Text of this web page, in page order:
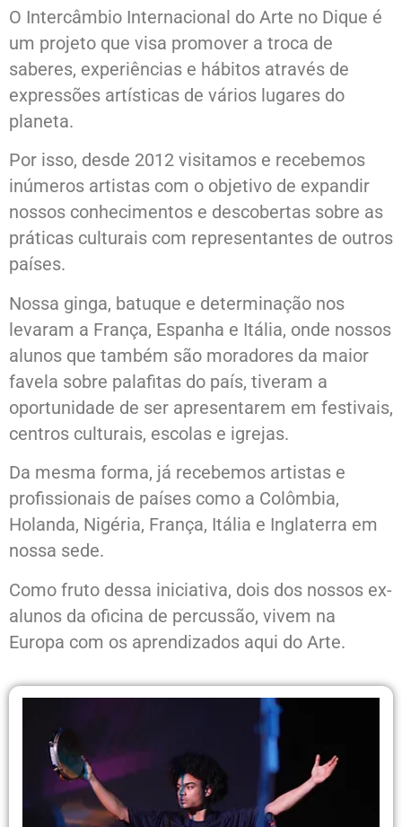
O Intercâmbio Internacional do Arte no Dique é
um projeto que visa promover a troca de
saberes, experiências e hábitos através de
expressões artísticas de vários lugares do
planeta.
Por isso, desde 2012 visitamos e recebemos
inúmeros artistas com o objetivo de expandir
nossos conhecimentos e descobertas sobre as
práticas culturais com representantes de outros
países.
Nossa ginga, batuque e determinação nos
levaram a França, Espanha e Itália, onde nossos
alunos que também são moradores da maior
favela sobre palafitas do país, tiveram a
oportunidade de ser apresentarem em festivais,
centros culturais, escolas e igrejas.
Da mesma forma, já recebemos artistas e
profissionais de países como a Colômbia,
Holanda, Nigéria, França, Itália e Inglaterra em
nossa sede.
Como fruto dessa iniciativa, dois dos nossos ex-
alunos da oficina de percussão, vivem na
Europa com os aprendizados aqui do Arte.